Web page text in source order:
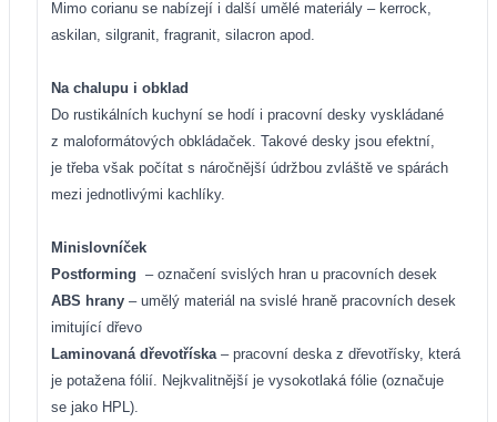
Mimo corianu se nabízejí i další umělé materiály – kerrock,
askilan, silgranit, fragranit, silacron apod.
Na chalupu i obklad
Do rustikálních kuchyní se hodí i pracovní desky vyskládané
z maloformátových obkládaček. Takové desky jsou efektní,
je třeba však počítat s náročnější údržbou zvláště ve spárách
mezi jednotlivými kachlíky.
Minislovníček
Postforming – označení svislých hran u pracovních desek
ABS hrany – umělý materiál na svislé hraně pracovních desek
imitující dřevo
Laminovaná dřevotříska – pracovní deska z dřevotřísky, která
je potažena fólií. Nejkvalitnější je vysokotlaká fólie (označuje
se jako HPL).